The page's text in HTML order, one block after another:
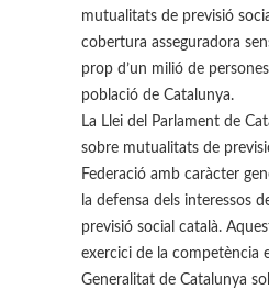
mutualitats de previsió
cobertura asseguradora
prop d’un milió de
població de Catalunya.
La Llei del Parlament de
sobre mutualitats de
Federació amb caràcter
la defensa dels interessos
previsió social català.
exercici de la competència
Generalitat de Catalunya